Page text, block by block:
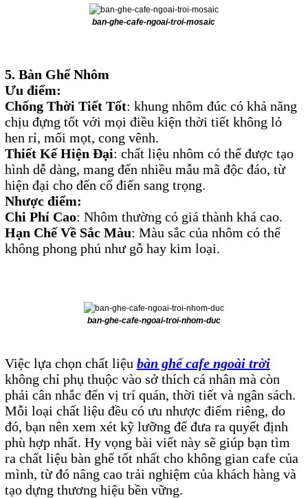
ban-ghe-cafe-ngoai-troi-mosaic
5. Bàn Ghế Nhôm
Ưu điểm:
Chống Thời Tiết Tốt: khung nhôm đúc có khả năng
chịu đựng tốt với mọi điều kiện thời tiết không lỏ
hen rỉ, mối mọt, cong vênh.
Thiết Kế Hiện Đại: chất liệu nhôm có thể được tạo
hình dễ dàng, mang đến nhiều mẫu mã độc đáo, từ
hiện đại cho đến cổ điển sang trọng.
Nhược điểm:
Chi Phí Cao: Nhôm thường có giá thành khá cao.
Hạn Chế Về Sắc Màu: Màu sắc của nhôm có thể
không phong phú như gỗ hay kim loại.
ban-ghe-cafe-ngoai-troi-nhom-duc
Việc lựa chọn chất liệu bàn ghế cafe ngoài trời
không chỉ phụ thuộc vào sở thích cá nhân mà còn
phải cân nhắc đến vị trí quán, thời tiết và ngân sách.
Mỗi loại chất liệu đều có ưu nhược điểm riêng, do
đó, bạn nên xem xét kỹ lưỡng để đưa ra quyết định
phù hợp nhất. Hy vọng bài viết này sẽ giúp bạn tìm
ra chất liệu bàn ghế tốt nhất cho không gian cafe của
mình, từ đó nâng cao trải nghiệm của khách hàng và
tạo dựng thương hiệu bền vững.